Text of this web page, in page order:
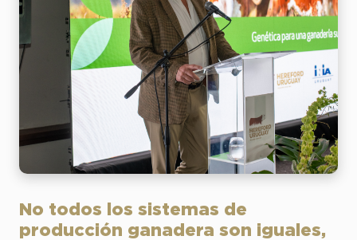
No todos los sistemas de
producción ganadera son iguales,